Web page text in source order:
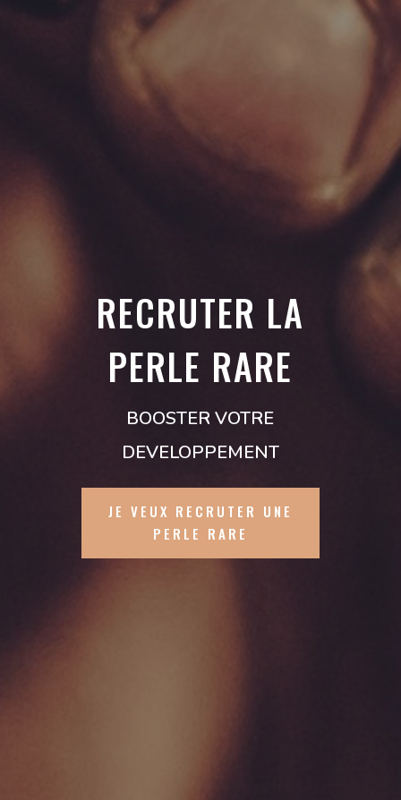
RECRUTER LA
PERLE RARE
BOOSTER VOTRE
DEVELOPPEMENT
JE VEUX RECRUTER UNE
PERLE RARE